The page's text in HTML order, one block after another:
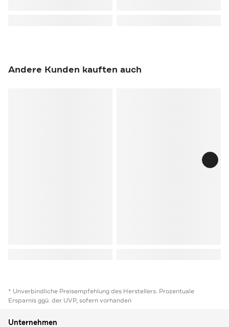
Andere Kunden kauften auch
* Unverbindliche Preisempfehlung des Herstellers. Prozentuale
Ersparnis ggü. der UVP, sofern vorhanden
Unternehmen